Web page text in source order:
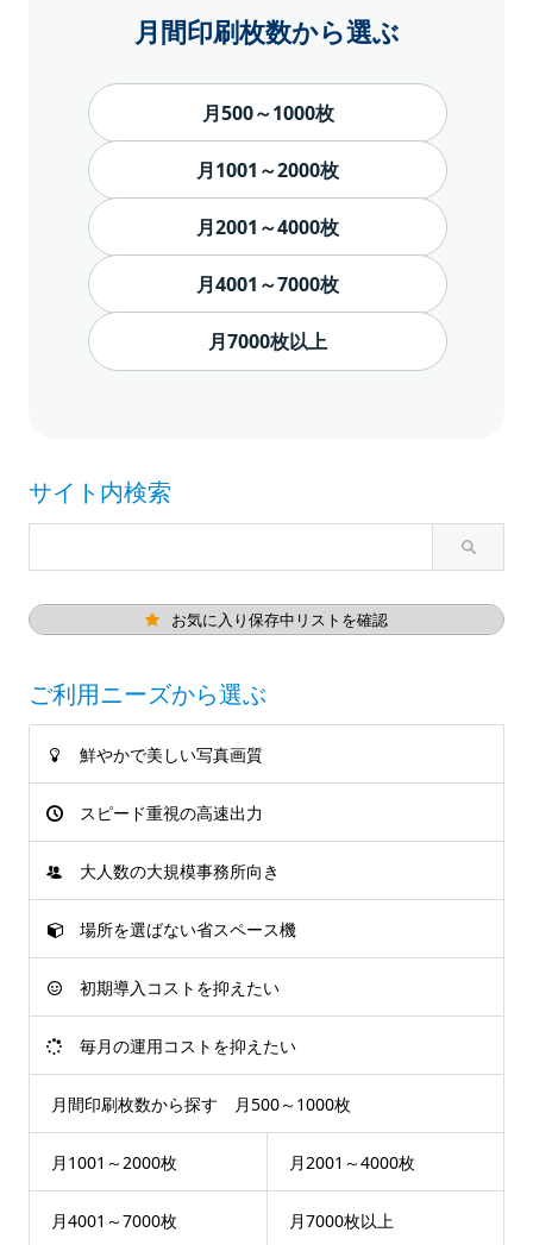
月間印刷枚数から選ぶ
月500～1000枚
月1001～2000枚
月2001～4000枚
月4001～7000枚
月7000枚以上
サイト内検索
お気に入り保存中リストを確認
ご利用ニーズから選ぶ
鮮やかで美しい写真画質
スピード重視の高速出力
大人数の大規模事務所向き
場所を選ばない省スペース機
初期導入コストを抑えたい
毎月の運用コストを抑えたい
月間印刷枚数から探す 月500～1000枚
月1001～2000枚 月2001～4000枚
月4001～7000枚 月7000枚以上